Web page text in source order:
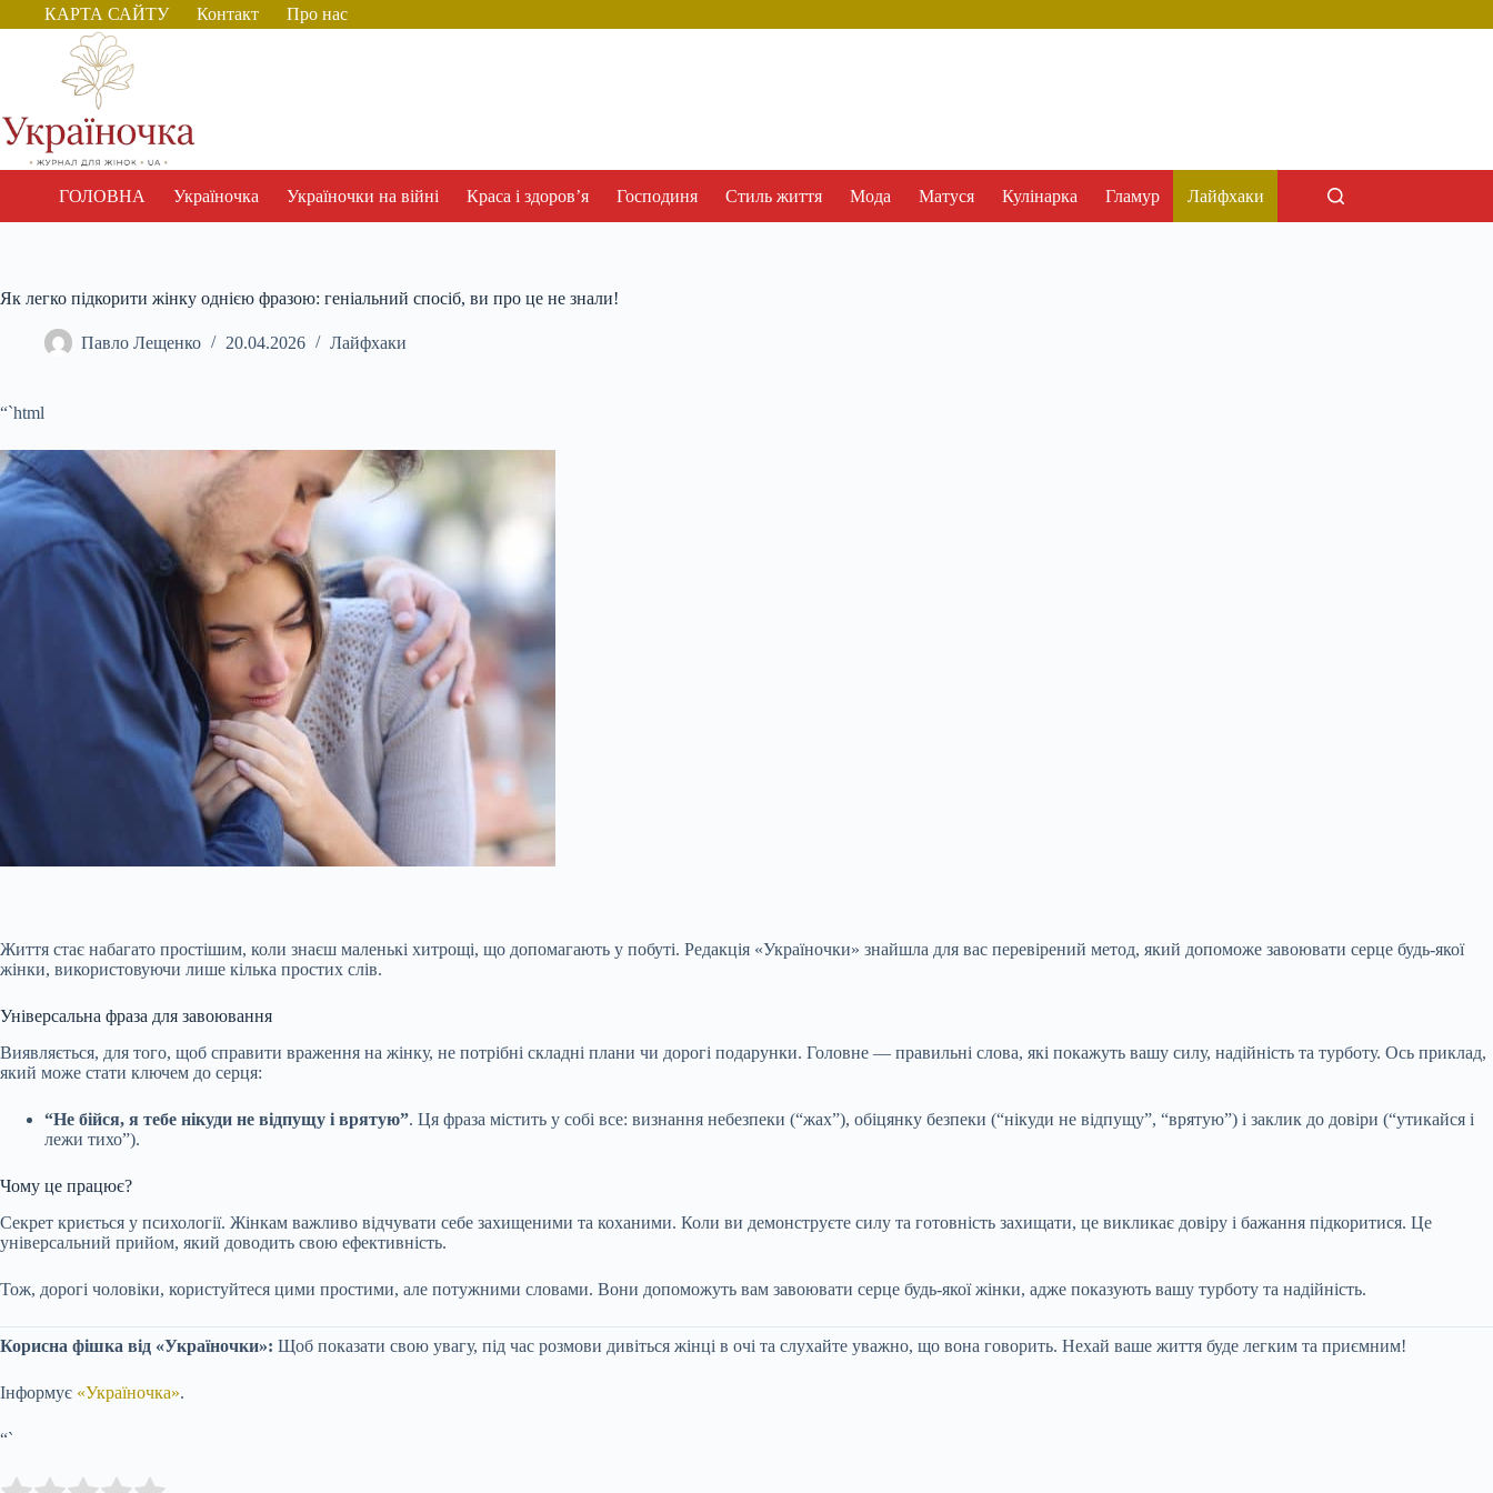
Перейти
до
КАРТА САЙТУ Контакт Про нас
ГОЛОВНА Україночка Україночки на війні Краса і здоров’я Господиня Стиль життя Мода Матуся Кулінарка Гламур Лайфхаки
Як легко підкорити жінку однією фразою: геніальний спосіб, ви про це не знали!
Павло Лещенко 20.04.2026 Лайфхаки
“`html
Життя стає набагато простішим, коли знаєш маленькі хитрощі, що допомагають у побуті. Редакція «Україночки» знайшла для вас перевірений метод, який допоможе завоювати серце будь-якої
жінки, використовуючи лише кілька простих слів.
Універсальна фраза для завоювання
Виявляється, для того, щоб справити враження на жінку, не потрібні складні плани чи дорогі подарунки. Головне — правильні слова, які покажуть вашу силу, надійність та турботу. Ось приклад,
який може стати ключем до серця:
“Не бійся, я тебе нікуди не відпущу і врятую”. Ця фраза містить у собі все: визнання небезпеки (“жах”), обіцянку безпеки (“нікуди не відпущу”, “врятую”) і заклик до довіри (“утикайся і
лежи тихо”).
Чому це працює?
Секрет криється у психології. Жінкам важливо відчувати себе захищеними та коханими. Коли ви демонструєте силу та готовність захищати, це викликає довіру і бажання підкоритися. Це
універсальний прийом, який доводить свою ефективність.
Тож, дорогі чоловіки, користуйтеся цими простими, але потужними словами. Вони допоможуть вам завоювати серце будь-якої жінки, адже показують вашу турботу та надійність.
Корисна фішка від «Україночки»: Щоб показати свою увагу, під час розмови дивіться жінці в очі та слухайте уважно, що вона говорить. Нехай ваше життя буде легким та приємним!
Інформує «Україночка».
“`